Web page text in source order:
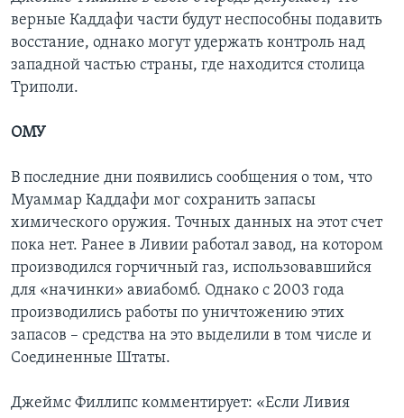
верные Каддафи части будут неспособны подавить
восстание, однако могут удержать контроль над
западной частью страны, где находится столица
Триполи.
ОМУ
В последние дни появились сообщения о том, что
Муаммар Каддафи мог сохранить запасы
химического оружия. Точных данных на этот счет
пока нет. Ранее в Ливии работал завод, на котором
производился горчичный газ, использовавшийся
для «начинки» авиабомб. Однако с 2003 года
производились работы по уничтожению этих
запасов – средства на это выделили в том числе и
Соединенные Штаты.
Джеймс Филлипс комментирует: «Если Ливия